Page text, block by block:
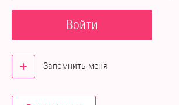
Войти
Запомнить меня